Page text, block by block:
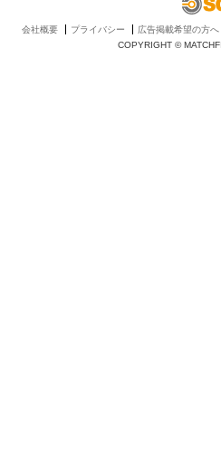
会社概要 プライバシー
広告掲載希望の方へ
COPYRIGHT ©